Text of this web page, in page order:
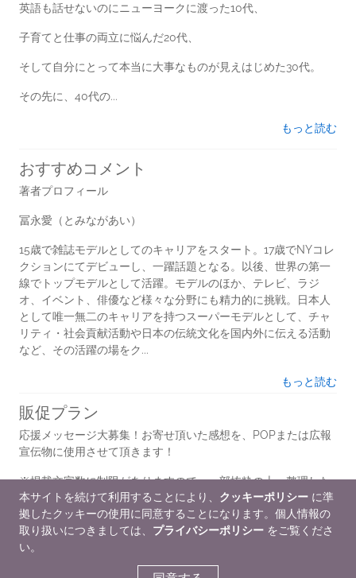
英語も話せないのにニューヨークに渡った10代、
子育てと仕事の両立に悩んだ20代、
そして自分にとって本当に大事なものが見えはじめた30代。
その先に、40代の...
もっと読む
おすすめコメント
著者プロフィール
冨永愛（とみながあい）
15歳で雑誌モデルとしてのキャリアをスタート。17歳でNYコレ
クションにてデビューし、一躍話題となる。以後、世界の第一
線でトップモデルとして活躍。モデルのほか、テレビ、ラジ
オ、イベント、俳優など様々な分野にも精力的に挑戦。日本人
として唯一無二のキャリアを持つスーパーモデルとして、チャ
リティ・社会貢献活動や日本の伝統文化を国内外に伝える活動
など、その活躍の場をク...
もっと読む
販促プラン
応援メッセージ大募集！お寄せ頂いた感想を、POPまたは広報
宣伝物に使用させて頂きます！
※掲載文字数に制限がありますので、一部抜粋の上、整理した
文面になります。※実名を使用する場合には、事前にご連絡・
確認を致します。
《レビュー募集期間》～2024年7月10日午前10時
本サイトを続けて利用することにより、 クッキーポリシー に準
拠したクッキーの使用に同意することになります。個人情報の
取り扱いにつきましては、 プライバシーポリシー をご覧くださ
い。